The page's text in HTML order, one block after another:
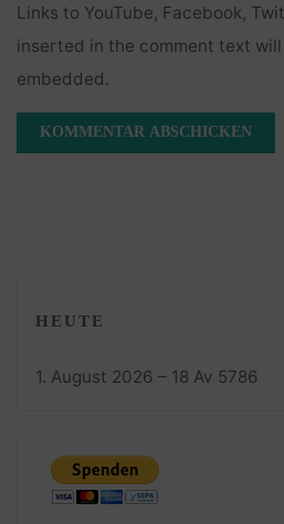
Links to YouTube, Facebook,
inserted in the comment text
embedded.
HEUTE
1. August 2026 – 18 Av 5786